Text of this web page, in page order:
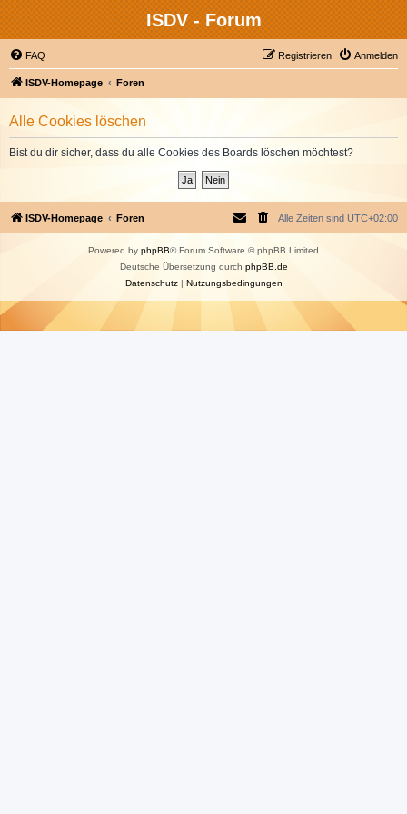
ISDV - Forum
FAQ Anmelden
Registrieren
ISDV-Homepage Foren
Alle Cookies löschen
Bist du dir sicher, dass du alle Cookies des Boards löschen möchtest?
ISDV-Homepage Foren Alle Zeiten sind UTC+02:00
Powered by phpBB® Forum Software © phpBB Limited
Deutsche Übersetzung durch phpBB.de
Datenschutz| Nutzungsbedingungen